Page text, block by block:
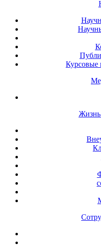
Курсовые
Жизнь